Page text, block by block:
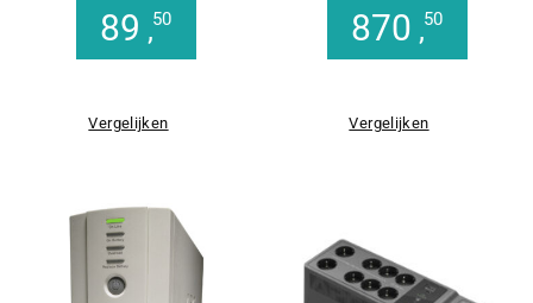
89 ,50
Vergelijken
870 ,50
Vergelijken